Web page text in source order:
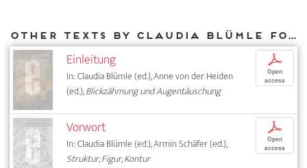
Other texts by Claudia Blümle for DIAPHANES
Einleitung
In: Claudia Blümle (ed.), Anne von der Heiden
(ed.),Blickzähmung und Augentäuschung
p
Open
access
Vorwort
In: Claudia Blümle (ed.), Armin Schäfer (ed.),
Struktur, Figur, Kontur
p
Open
access